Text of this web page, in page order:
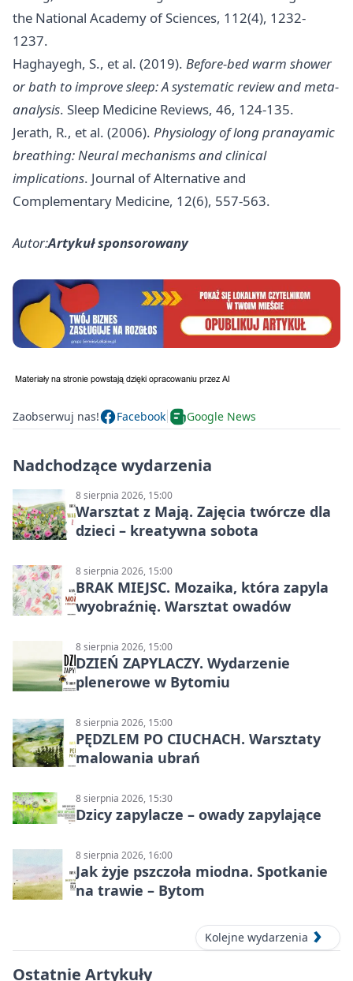
the National Academy of Sciences, 112(4), 1232-
1237.
Haghayegh, S., et al. (2019). Before-bed warm shower
or bath to improve sleep: A systematic review and meta-
analysis. Sleep Medicine Reviews, 46, 124-135.
Jerath, R., et al. (2006). Physiology of long pranayamic
breathing: Neural mechanisms and clinical
implications. Journal of Alternative and
Complementary Medicine, 12(6), 557-563.
Autor:Artykuł sponsorowany
Zaobserwuj nas! Facebook Google News
Nadchodzące wydarzenia
8 sierpnia 2026, 15:00
Warsztat z Mają. Zajęcia twórcze dla
dzieci – kreatywna sobota
8 sierpnia 2026, 15:00
BRAK MIEJSC. Mozaika, która zapyla
wyobraźnię. Warsztat owadów
8 sierpnia 2026, 15:00
DZIEŃ ZAPYLACZY. Wydarzenie
plenerowe w Bytomiu
8 sierpnia 2026, 15:00
PĘDZLEM PO CIUCHACH. Warsztaty
malowania ubrań
8 sierpnia 2026, 15:30
Dzicy zapylacze – owady zapylające
8 sierpnia 2026, 16:00
Jak żyje pszczoła miodna. Spotkanie
na trawie – Bytom
Kolejne wydarzenia
Ostatnie Artykuły